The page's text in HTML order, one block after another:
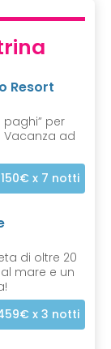
Resort
paghi” per
ad
x 7 notti
di oltre 20
mare e un
x 3 notti